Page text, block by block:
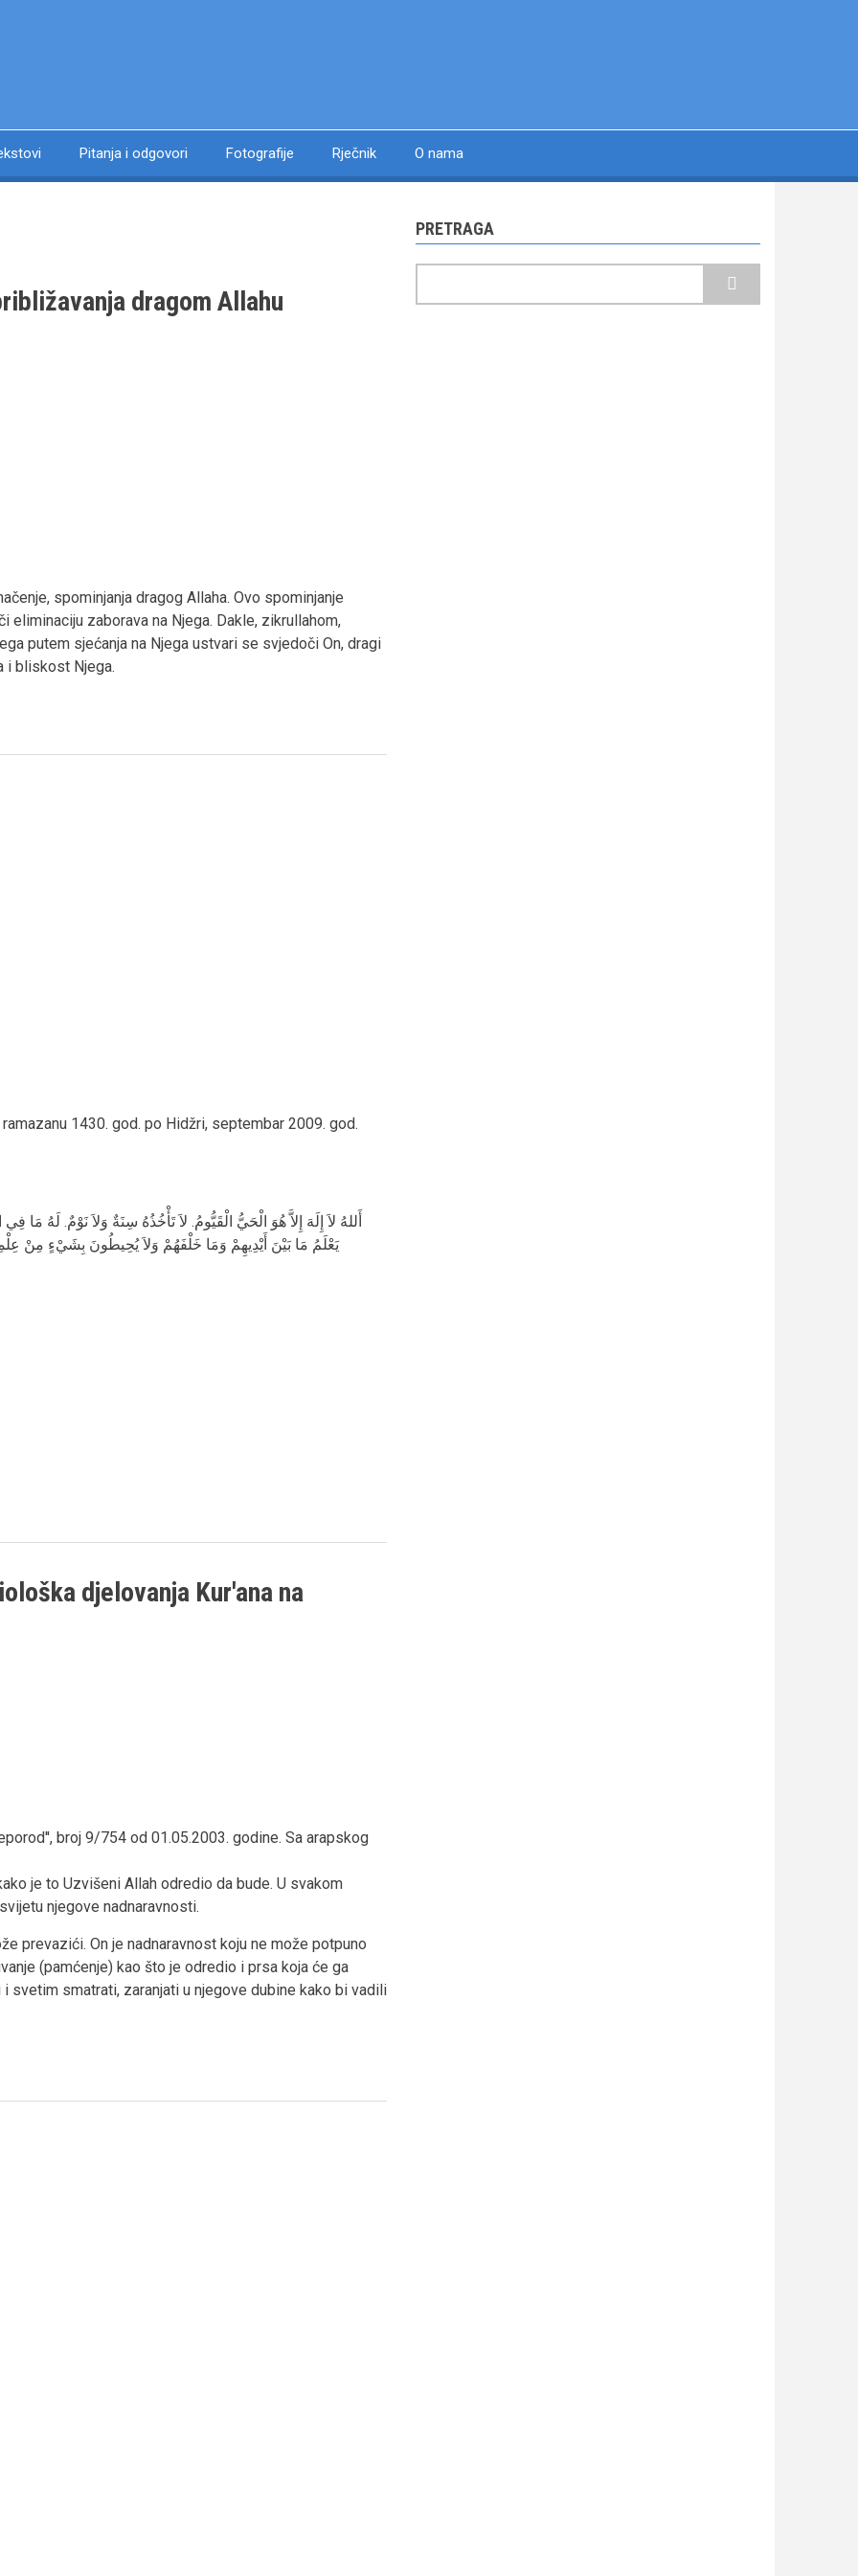
Pitanja i odgovori Fotografije Rječnik O nama
dragom Allahu
spominjanja dragog Allaha. Ovo spominjanje
eliminaciju zaborava na Njega. Dakle, zikrullahom,
putem sjećanja na Njega ustvari se svjedoči On, dragi
i bliskost Njega.
1430. god. po Hidžri, septembar 2009. god.
أَللهُ لاَ إِلَهَ إِلاَّ هُوَ الْحَيُّ الْقَيُّومُ. لاَ تَأْخُذُهُ سِنَةٌ وَلاَ نَوْمٌ. لَهُ مَا
يَعْلَمُ مَا بَيْنَ أَيْدِيهِمْ وَمَا خَلْفَهُمْ وَلاَ يُحِيطُونَ بِشَيْءٍ مِنْ
djelovanja Kur'ana na
broj 9/754 od 01.05.2003. godine. Sa arapskog
je to Uzvišeni Allah odredio da bude. U svakom
njegove nadnaravnosti.
prevazići. On je nadnaravnost koju ne može potpuno
(pamćenje) kao što je odredio i prsa koja će ga
svetim smatrati, zaranjati u njegove dubine kako bi vadili
PRETRAGA